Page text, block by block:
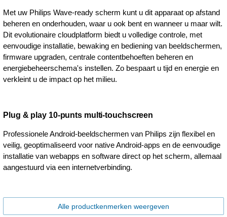
Met uw Philips Wave-ready scherm kunt u dit apparaat op afstand
beheren en onderhouden, waar u ook bent en wanneer u maar wilt.
Dit evolutionaire cloudplatform biedt u volledige controle, met
eenvoudige installatie, bewaking en bediening van beeldschermen,
firmware upgraden, centrale contentbehoeften beheren en
energiebeheerschema's instellen. Zo bespaart u tijd en energie en
verkleint u de impact op het milieu.
Plug & play 10-punts multi-touchscreen
Professionele Android-beeldschermen van Philips zijn flexibel en
veilig, geoptimaliseerd voor native Android-apps en de eenvoudige
installatie van webapps en software direct op het scherm, allemaal
aangestuurd via een internetverbinding.
Alle productkenmerken weergeven